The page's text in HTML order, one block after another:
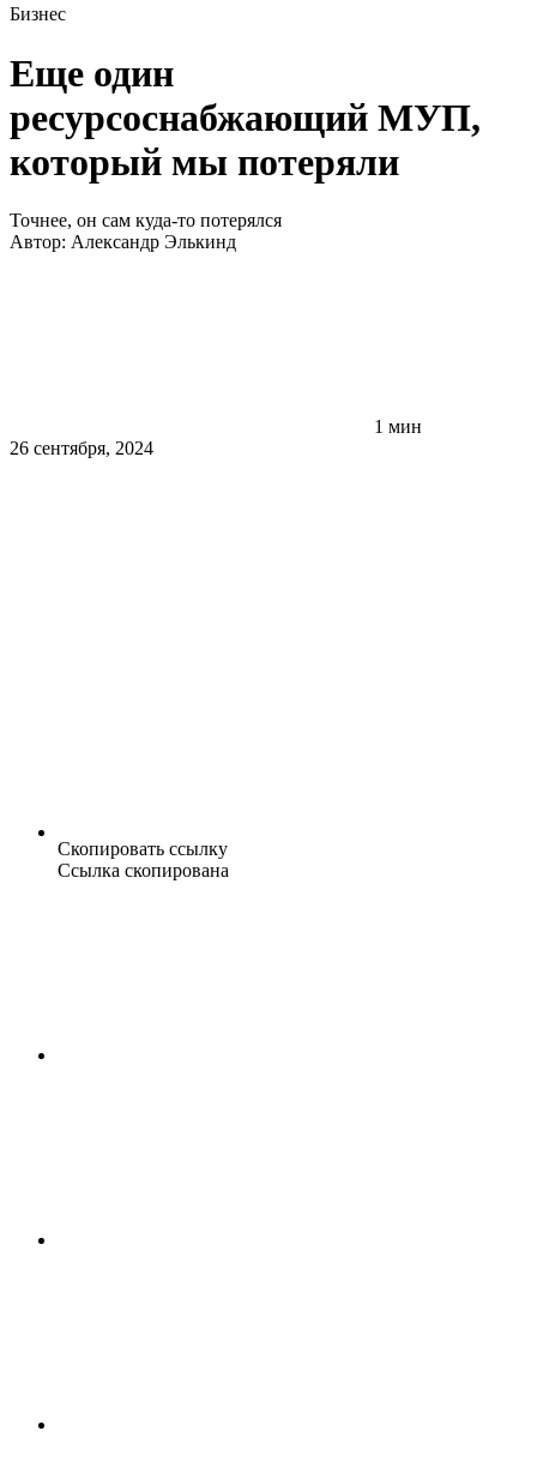
Бизнес
Еще один
ресурсоснабжающий МУП,
который мы потеряли
Точнее, он сам куда-то потерялся
Автор: Александр Элькинд
1 мин
26 сентября, 2024
Скопировать ссылку
Ссылка скопирована